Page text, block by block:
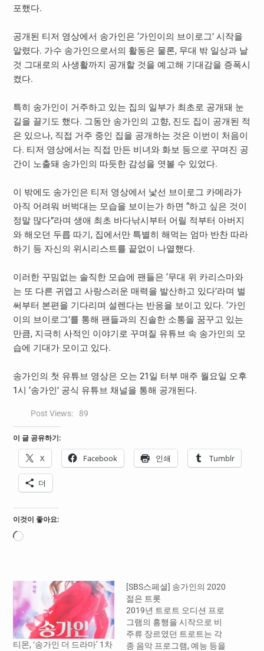
포했다.
공개된 티저 영상에서 송가인은 ‘가인이의 브이로그’ 시작을
알렸다. 가수 송가인으로서의 활동은 물론, 무대 밖 일상과 날
것 그대로의 사생활까지 공개할 것을 예고해 기대감을 증폭시
켰다.
특히 송가인이 거주하고 있는 집의 일부가 최초로 공개돼 눈
길을 끌기도 했다. 그동안 송가인의 고향, 진도 집이 공개된 적
은 있으나, 직접 거주 중인 집을 공개하는 것은 이번이 처음이
다. 티저 영상에서는 직접 만든 비녀와 화보 등으로 꾸며진 공
간이 노출돼 송가인의 따듯한 감성을 엿볼 수 있었다.
이 밖에도 송가인은 티저 영상에서 낯선 브이로그 카메라가
아직 어려워 버벅대는 모습을 보이는가 하면 “하고 싶은 것이
정말 많다”라며 생애 최초 바다낚시부터 어릴 적부터 아버지
와 해오던 두릅 따기, 집에서만 특별히 해먹는 엄마 반찬 따라
하기 등 자신의 위시리스트를 끝없이 나열했다.
이러한 꾸밈없는 솔직한 모습에 팬들은 ‘무대 위 카리스마와
는 또 다른 귀엽고 사랑스러운 매력을 발산하고 있다’라며 벌
써부터 본편을 기다리며 설렌다는 반응을 보이고 있다. ‘가인
이의 브이로그’를 통해 팬들과의 진솔한 소통을 꿈꾸고 있는
만큼, 지극히 사적인 이야기로 꾸며질 유튜브 속 송가인의 모
습에 기대가 모이고 있다.
송가인의 첫 유튜브 영상은 오는 21일 터부 매주 월요일 오후
1시 ‘송가인’ 공식 유튜브 채널을 통해 공개된다.
Post Views: 89
이 글 공유하기:
X Facebook 인쇄 Tumblr
더
이것이 좋아요:
로
티몬, ‘송가인 더 드라마’ 1차
[SBS스페셜] 송가인의 2020
젊은 트롯
2019년 트로트 오디션 프로
그램의 흥행을 시작으로 비
주류 장르였던 트로트는 각
종 음악 프로그램, 예능 등을